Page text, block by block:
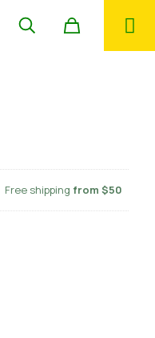
Free shipping from $50